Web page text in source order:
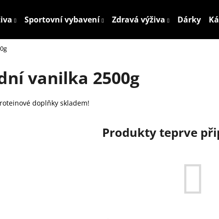
Sportovní vybavení Zdravá výživa Dárky
vanilka 2500g
doplňky skladem!
Produkty teprve
HLEDAT
Doporučujeme